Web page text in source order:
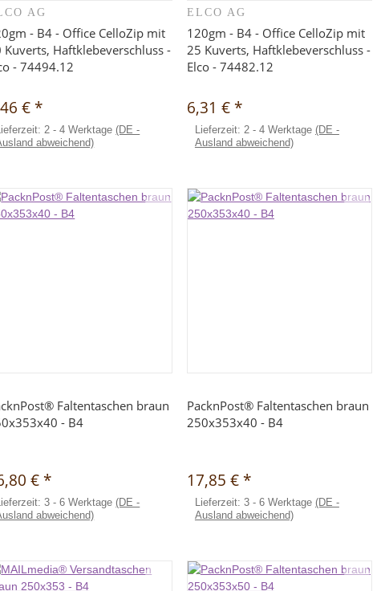
AG
- B4 - Office CelloZip mit
Kuverts, Haftklebeverschluss -
- 74494.12
€ *
2 - 4 Werktage(DE -
abweichend)
ELCO AG
120gm - B4 - Office CelloZip mit
25 Kuverts, Haftklebeverschluss -
Elco - 74482.12
6,31 € *
Lieferzeit: 2 - 4 Werktage (DE -
Ausland abweichend)
Faltentaschen braun
- B4
€ *
3 - 6 Werktage(DE -
abweichend)
PacknPost® Faltentaschen braun
250x353x40 - B4
17,85 € *
Lieferzeit: 3 - 6 Werktage (DE -
Ausland abweichend)